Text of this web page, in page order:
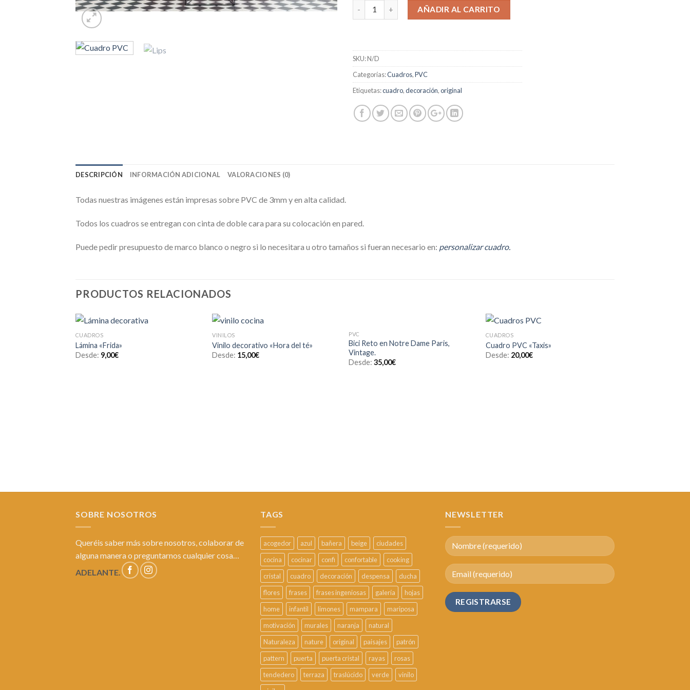
AÑADIR AL CARRITO
SKU:N/D
Categorías:Cuadros,PVC
Etiquetas:cuadro,decoración,original
DESCRIPCIÓN INFORMACIÓN ADICIONAL VALORACIONES (0)
Todas nuestras imágenes están impresas sobre PVC de 3mm y en alta calidad.
Todos los cuadros se entregan con cinta de doble cara para su colocación en pared.
Puede pedir presupuesto de marco blanco o negro si lo necesitara u otro tamaños si fueran necesario en: personalizar cuadro.
PRODUCTOS RELACIONADOS
CUADROS
Lámina «Frida»
Desde: 9,00€
VINILOS
Vinilo decorativo «Hora del té»
Desde: 15,00€
PVC
Bici Reto en Notre Dame Paris,
Vintage.
Desde:35,00€
CUADROS
Cuadro PVC «Taxis»
Desde: 20,00€
SOBRE NOSOTROS
Queréis saber más sobre nosotros, colaborar de
alguna manera o preguntarnos cualquier cosa…
ADELANTE.
TAGS
acogedor azul bañera beige
ciudades
cocina
cocinar confi confortable
cooking
cristal
cuadro decoración despensa
ducha
flores
frases frases ingeniosas galería
hojas
home
infantil limones mampara
mariposa
motivación
murales naranja
natural
Naturaleza
nature original paisajes
patrón
pattern
puerta puerta cristal rayas
rosas
tendedero
terraza traslúcido verde
vinilo
NEWSLETTER